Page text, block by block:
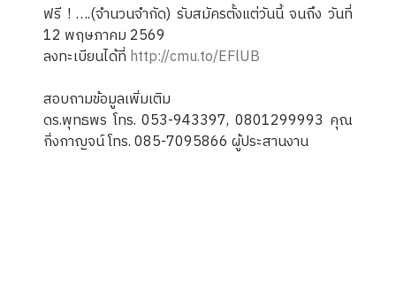
ฟรี ! ….(จำนวนจำกัด) รับสมัครตั้งแต่วันนี้ จนถึง วันที่
12 พฤษภาคม 2569
ลงทะเบียนได้ที่ http://cmu.to/EFlUB
สอบถามข้อมูลเพิ่มเติม
ดร.พุทธพร โทร. 053-943397, 0801299993 คุณ
กิ่งกาญจน์ โทร. 085-7095866 ผู้ประสานงาน